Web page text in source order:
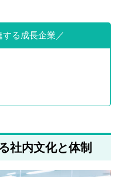
る成長企業
社内文化と体制